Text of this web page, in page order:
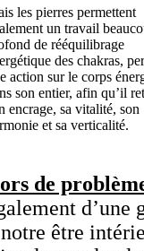
les pierres permettent
un travail
de rééquilibrage
des chakras,
action sur le corps
son entier, afin qu’il
encrage, sa vitalité, son
et sa verticalité.
de
d’une
être